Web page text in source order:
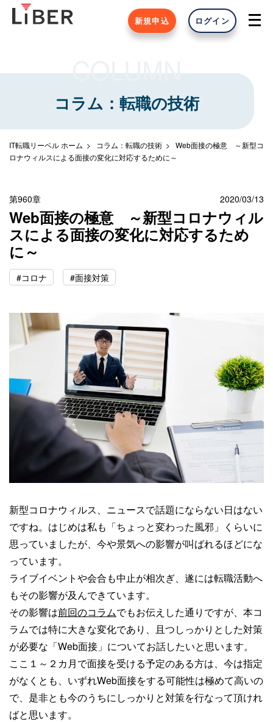
新規申込 ログイン
COLUMN
コラム：転職の技術
IT転職リーベル ホーム コラム：転職の技術
Web面接の極意 ～新型コ
ロナウィルスによる面接の変化に対応するために～
第960章 2020/03/13
Web面接の極意 ～新型コロナウィル
スによる面接の変化に対応するため
に～
#コロナ #面接対策
新型コロナウィルス、ニュースで話題にならない日はない
ですね。はじめは私も「ちょっと変わった風邪」くらいに
思っていましたが、今や景気への影響が叫ばれるほどにな
っています。
ライブイベントや会合も中止が相次ぎ、遂には転職活動へ
もその影響が及んできています。
その影響は前回のコラムでもお伝えした通りですが、本コ
ラムでは特に大きな変化であり、且つしっかりとした対策
が必要な「Web面接」についてお話したいと思います。
ここ１～２カ月で面接を受ける予定のある方は、今は指定
がなくとも、いずれWeb面接をする可能性は極めて高いの
で、是非とも今のうちにしっかりと対策を行なって頂けれ
ばと思います。